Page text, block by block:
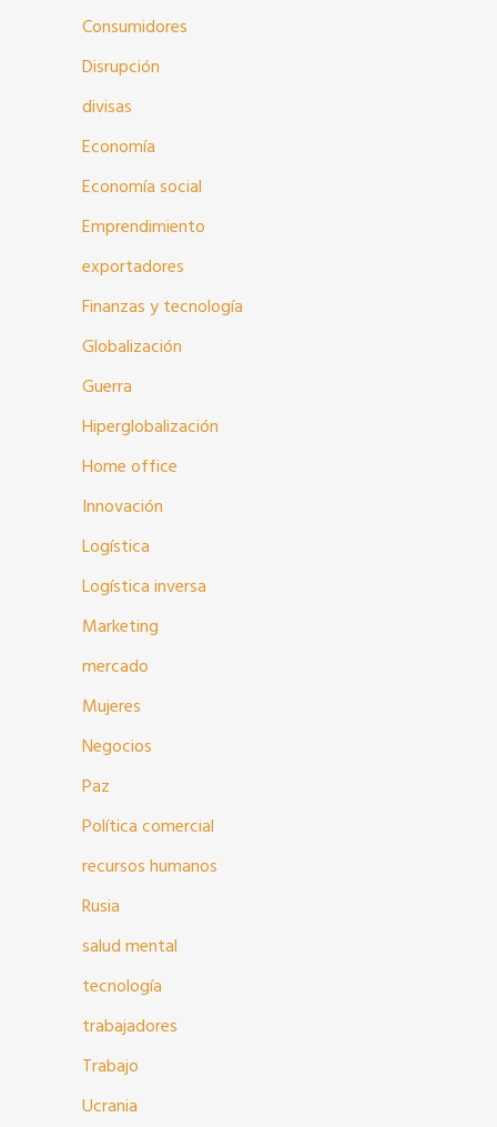
Consumidores
Disrupción
divisas
Economía
Economía social
Emprendimiento
exportadores
Finanzas y tecnología
Globalización
Guerra
Hiperglobalización
Home office
Innovación
Logística
Logística inversa
Marketing
mercado
Mujeres
Negocios
Paz
Política comercial
recursos humanos
Rusia
salud mental
tecnología
trabajadores
Trabajo
Ucrania